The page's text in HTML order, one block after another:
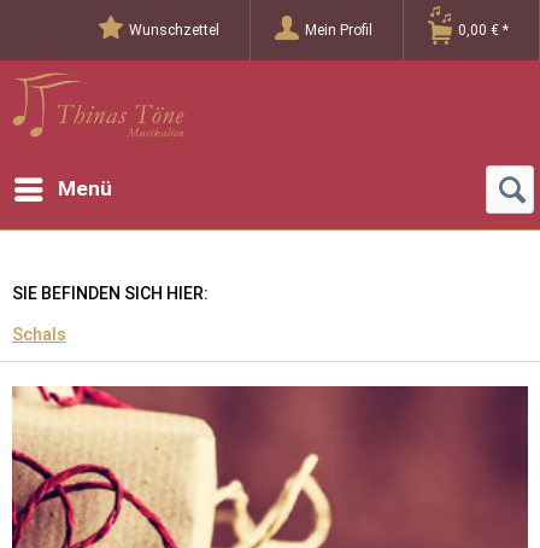
Wunschzettel Mein Profil 0,00 € *
Menü
SIE BEFINDEN SICH HIER:
Schals